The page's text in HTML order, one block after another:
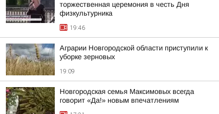
торжественная церемония в честь Дня
физкультурника
19:46
Аграрии Новгородской области приступили к
уборке зерновых
19:09
Новгородская семья Максимовых всегда
говорит «Да!» новым впечатлениям